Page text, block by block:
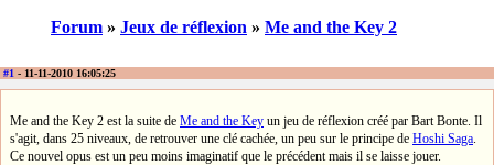
Forum » Jeux de réflexion » Me and the Key 2
#1 - 11-11-2010 16:05:25
Me and the Key 2 est la suite de Me and the Key un jeu de réflexion créé par Bart Bonte. Il
s'agit, dans 25 niveaux, de retrouver une clé cachée, un peu sur le principe de Hoshi Saga
Ce nouvel opus est un peu moins imaginatif que le précédent mais il se laisse jouer.